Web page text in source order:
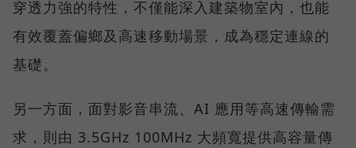
穿透力強的特性，不僅能深入建築物室內，也能
有效覆蓋偏鄉及高速移動場景，成為穩定連線的
基礎。
另一方面，面對影音串流、AI 應用等高速傳輸需
求，則由 3.5GHz 100MHz 大頻寬提供高容量傳